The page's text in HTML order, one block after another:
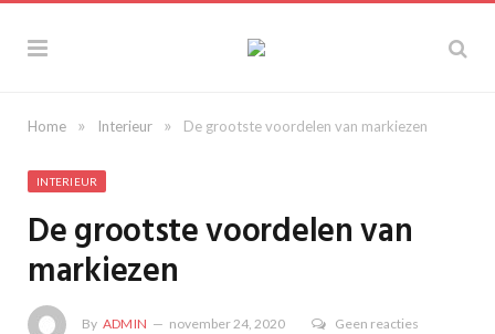
Home » Interieur » De grootste voordelen van markiezen
INTERIEUR
De grootste voordelen van
markiezen
By ADMIN november 24, 2020 Geen reacties